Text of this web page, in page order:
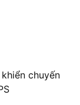
chuyến